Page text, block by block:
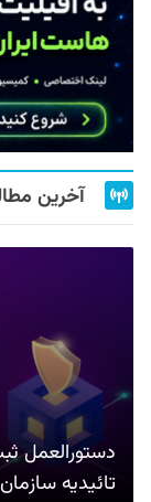
آخرین
دستورالعمل
تائیدیه